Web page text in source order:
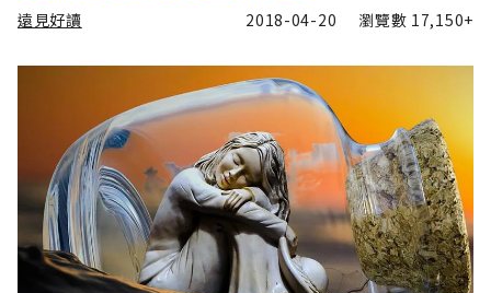
遠見好讀 2018-04-20 瀏覽數 17,150+